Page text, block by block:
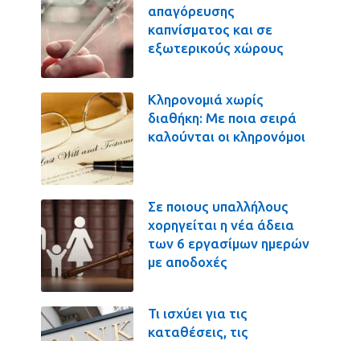
απαγόρευσης
καπνίσματος και σε
εξωτερικούς χώρους
Κληρονομιά χωρίς
διαθήκη: Με ποια σειρά
καλούνται οι κληρονόμοι
Σε ποιους υπαλλήλους
χορηγείται η νέα άδεια
των 6 εργασίμων ημερών
με αποδοχές
Τι ισχύει για τις
καταθέσεις, τις